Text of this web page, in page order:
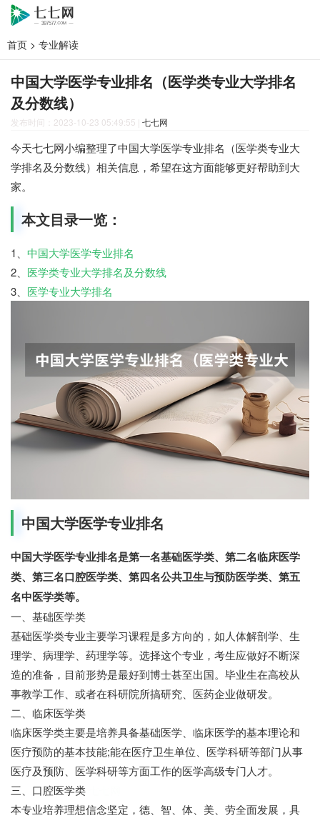
首页 > 专业解读
中国大学医学专业排名（医学类专业大学排名
及分数线）
发布时间：2023-10-23 05:49:55 | 七七网
今天七七网小编整理了中国大学医学专业排名（医学类专业大
学排名及分数线）相关信息，希望在这方面能够更好帮助到大
家。
本文目录一览：
1、 中国大学医学专业排名
2、 医学类专业大学排名及分数线
3、 医学专业大学排名
中国大学医学专业排名
中国大学医学专业排名是第一名基础医学类、第二名临床医学
类、第三名口腔医学类、第四名公共卫生与预防医学类、第五
名中医学类等。
一、基础医学类
基础医学类专业主要学习课程是多方向的，如人体解剖学、生
理学、病理学、药理学等。选择这个专业，考生应做好不断深
造的准备，目前形势是最好到博士甚至出国。毕业生在高校从
事教学工作、或者在科研院所搞研究、医药企业做研发。
二、临床医学类
临床医学类主要是培养具备基础医学、临床医学的基本理论和
医疗预防的基本技能;能在医疗卫生单位、医学科研等部门从事
医疗及预防、医学科研等方面工作的医学高级专门人才。
三、口腔医学类
本专业培养理想信念坚定，德、智、体、美、劳全面发展，具